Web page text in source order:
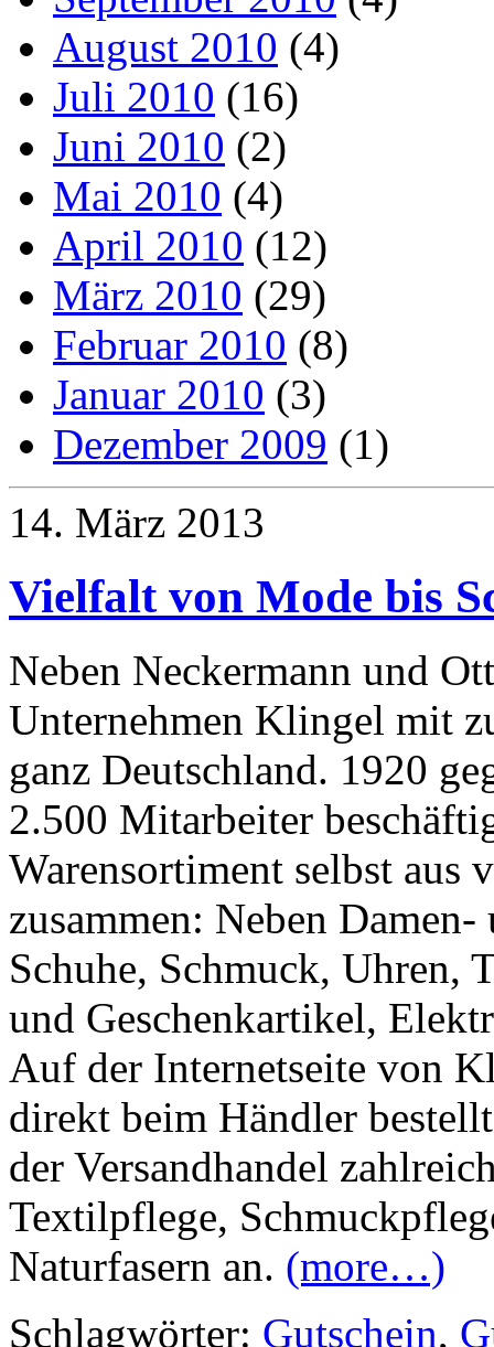
August 2010 (4)
Juli 2010 (16)
Juni 2010 (2)
Mai 2010 (4)
April 2010 (12)
März 2010 (29)
Februar 2010 (8)
Januar 2010 (3)
Dezember 2009 (1)
14. März 2013
Vielfalt von Mode bis
Neben Neckermann und
Unternehmen Klingel mit
ganz Deutschland. 1920
2.500 Mitarbeiter
Warensortiment selbst aus
zusammen: Neben
Schuhe, Schmuck, Uhren,
und Geschenkartikel,
Auf der Internetseite von
direkt beim Händler
der Versandhandel
Textilpflege,
Naturfasern an. (more…)
Schlagwörter: Gutschein,